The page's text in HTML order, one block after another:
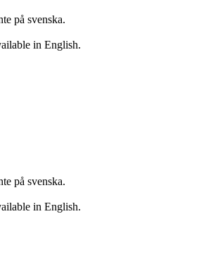
på svenska.
in English.
på svenska.
in English.